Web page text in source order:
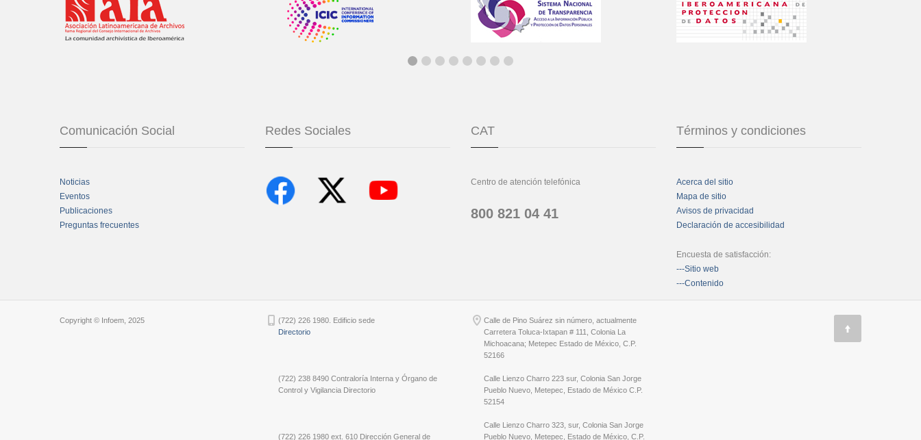
Comunicación Social
Noticias
Eventos
Publicaciones
Preguntas frecuentes
Redes Sociales CAT
Centro de atención telefónica
800 821 04 41
Términos y condiciones
Acerca del sitio
Mapa de sitio
Avisos de privacidad
Declaración de accesibilidad
Encuesta de satisfacción:
---Sitio web
---Contenido
Copyright © Infoem, 2025
(722) 226 1980. Edificio sede
Directorio
(722) 238 8490 Contraloría Interna y Órgano de
Control y Vigilancia Directorio
(722) 226 1980 ext. 610 Dirección General de
Calle de Pino Suárez sin número, actualmente
Carretera Toluca-Ixtapan # 111, Colonia La
Michoacana; Metepec Estado de México, C.P.
52166
Calle Lienzo Charro 223 sur, Colonia San Jorge
Pueblo Nuevo, Metepec, Estado de México C.P.
52154
Calle Lienzo Charro 323, sur, Colonia San Jorge
Pueblo Nuevo, Metepec, Estado de México, C.P.